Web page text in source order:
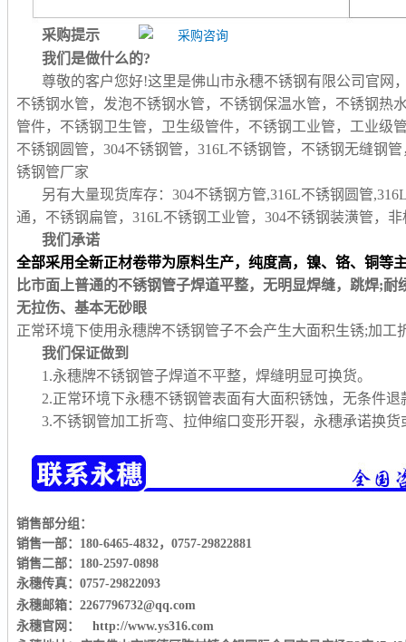
采购提示
我们是做什么的?
尊敬的客户您好!这里是佛山市永穗不锈钢有限公司官网
不锈钢水管，发泡不锈钢水管，不锈钢保温水管，不锈钢热
管件，不锈钢卫生管，卫生级管件，不锈钢工业管，工业级
不锈钢圆管，304不锈钢管，316L不锈钢管，不锈钢无缝钢
锈钢管厂家
另有大量现货库存：304不锈钢方管,316L不锈钢圆管
通，不锈钢扁管，316L不锈钢工业管，304不锈钢装潢管，
我们承诺
全部采用全新正材卷带为原料生产，纯度高，镍、铬、铜等
比市面上普通的不锈钢管子焊道平整，无明显焊缝，跳焊;耐
无拉伤、基本无砂眼
正常环境下使用永穗牌不锈钢管子不会产生大面积生锈;加
我们保证做到
1.永穗牌不锈钢管子焊道不平整，焊缝明显可换货。
2.正常环境下永穗不锈钢管表面有大面积锈蚀，无条件退
3.不锈钢管加工折弯、拉伸缩口变形开裂，永穗承诺换
销售部分组：
销售一部：180-6465-4832，0757-29822881
销售二部：180-2597-0898
永穗传真：0757-29822093
永穗邮箱：2267796732@qq.com
永穗官网： http://www.ys316.com